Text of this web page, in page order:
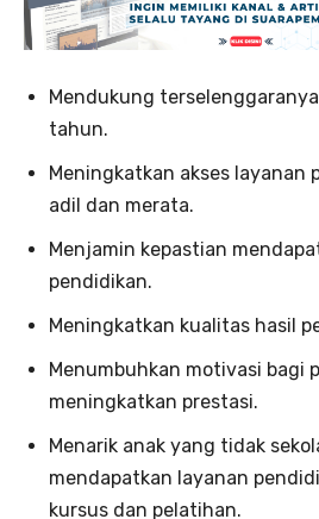
Mendukung
tahun.
Meningkatkan akses layanan
adil dan merata.
Menjamin kepastian
pendidikan.
Meningkatkan kualitas hasil
Menumbuhkan motivasi bagi
meningkatkan prestasi.
Menarik anak yang tidak
mendapatkan layanan
kursus dan pelatihan.